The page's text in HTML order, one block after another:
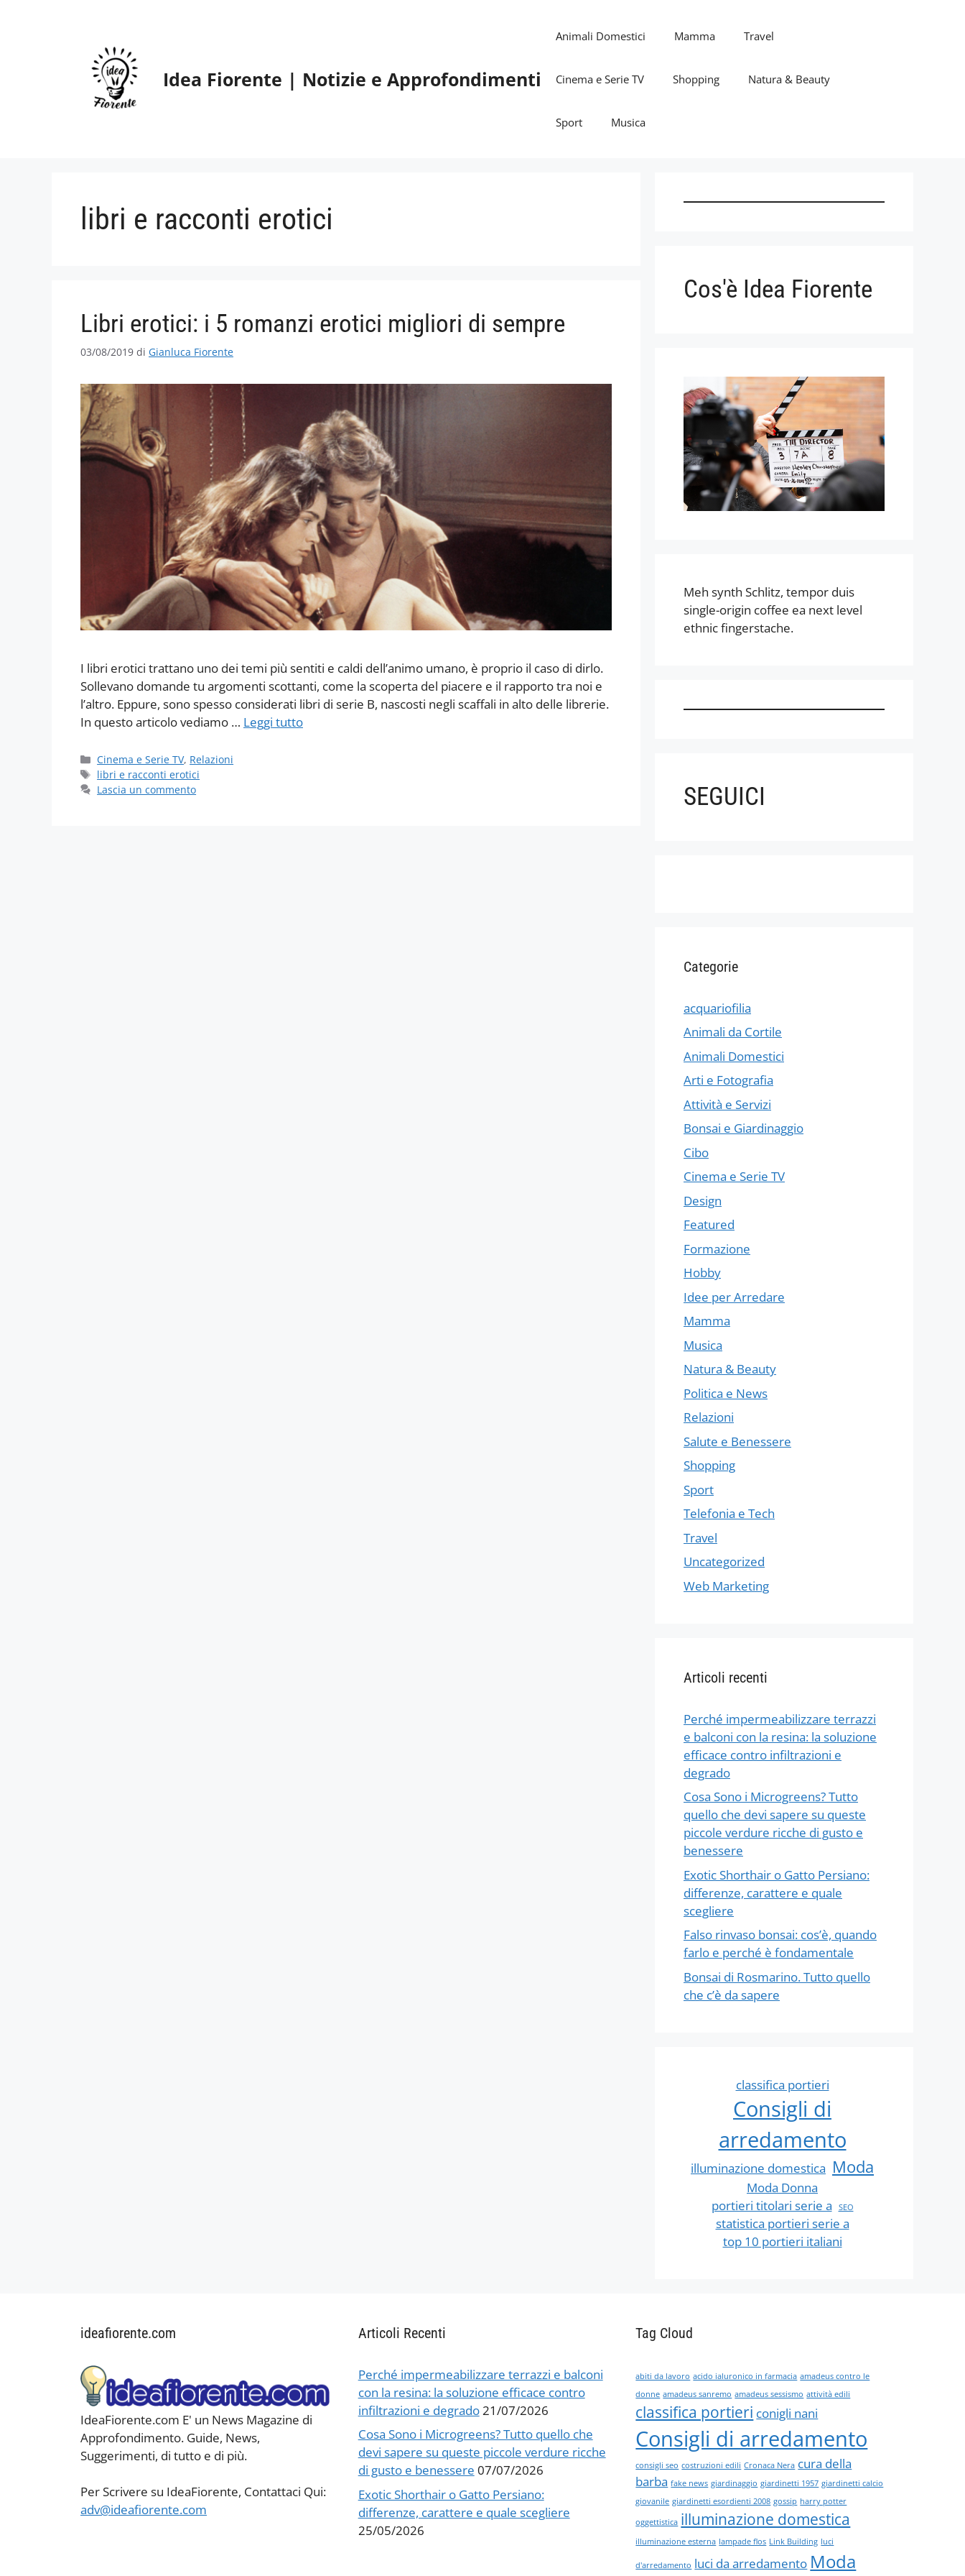
Idea Fiorente | Notizie e Approfondimenti
Animali Domestici Mamma Travel
Cinema e Serie TV Shopping Natura & Beauty
Sport Musica
libri e racconti erotici
Libri erotici: i 5 romanzi erotici migliori di sempre
03/08/2019 di Gianluca Fiorente
I libri erotici trattano uno dei temi più sentiti e caldi dell’animo umano, è proprio il caso di dirlo.
Sollevano domande tu argomenti scottanti, come la scoperta del piacere e il rapporto tra noi e
l’altro. Eppure, sono spesso considerati libri di serie B, nascosti negli scaffali in alto delle librerie.
In questo articolo vediamo … Leggi tutto
Categorie
Cinema e Serie TV, Relazioni
Tag
libri e racconti erotici
Lascia un commento
Cos'è Idea Fiorente
Meh synth Schlitz, tempor duis
single-origin coffee ea next level
ethnic fingerstache.
SEGUICI
Categorie
acquariofilia
Animali da Cortile
Animali Domestici
Arti e Fotografia
Attività e Servizi
Bonsai e Giardinaggio
Cibo
Cinema e Serie TV
Design
Featured
Formazione
Hobby
Idee per Arredare
Mamma
Musica
Natura & Beauty
Politica e News
Relazioni
Salute e Benessere
Shopping
Sport
Telefonia e Tech
Travel
Uncategorized
Web Marketing
Articoli recenti
Perché impermeabilizzare terrazzi
e balconi con la resina: la soluzione
efficace contro infiltrazioni e
degrado
Cosa Sono i Microgreens? Tutto
quello che devi sapere su queste
piccole verdure ricche di gusto e
benessere
Exotic Shorthair o Gatto Persiano:
differenze, carattere e quale
scegliere
Falso rinvaso bonsai: cos’è, quando
farlo e perché è fondamentale
Bonsai di Rosmarino. Tutto quello
che c’è da sapere
classifica portieri
Consigli di
arredamento
illuminazione domestica Moda
Moda Donna
portieri titolari serie a
SEO
statistica portieri serie a
top 10 portieri italiani
ideafiorente.com
IdeaFiorente.com E' un News Magazine di
Approfondimento. Guide, News,
Suggerimenti, di tutto e di più.
Per Scrivere su IdeaFiorente, Contattaci Qui:
adv@ideafiorente.com
Articoli Recenti
Perché impermeabilizzare terrazzi e balconi
con la resina: la soluzione efficace contro
infiltrazioni e degrado21/07/2026
Cosa Sono i Microgreens? Tutto quello che
devi sapere su queste piccole verdure ricche
di gusto e benessere 07/07/2026
Exotic Shorthair o Gatto Persiano:
differenze, carattere e quale scegliere
25/05/2026
Tag Cloud
abiti da lavoro acido ialuronico in farmacia amadeus contro le
donne amadeus sanremo amadeus sessismo attività edili
classifica portieri conigli nani
Consigli di arredamento
consigli seo costruzioni edili Cronaca Nera cura della
barba fake news giardinaggio giardinetti 1957 giardinetti calcio
giovanile giardinetti esordienti 2008 gossip harry potter
oggettistica illuminazione domestica
illuminazione esterna lampade flos Link Building luci
d'arredamento luci da arredamento Moda